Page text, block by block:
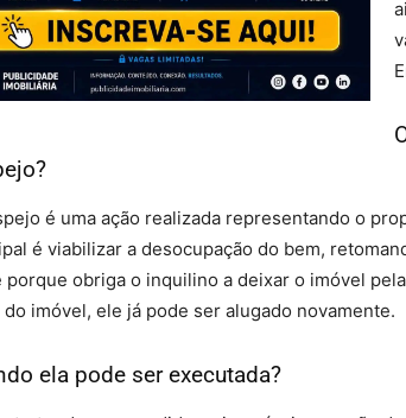
é uma ação realizada representando o
é viabilizar a desocupação do bem,
porque obriga o inquilino a deixar o imóvel
do imóvel, ele já pode ser alugado novamente.
ela pode ser executada?